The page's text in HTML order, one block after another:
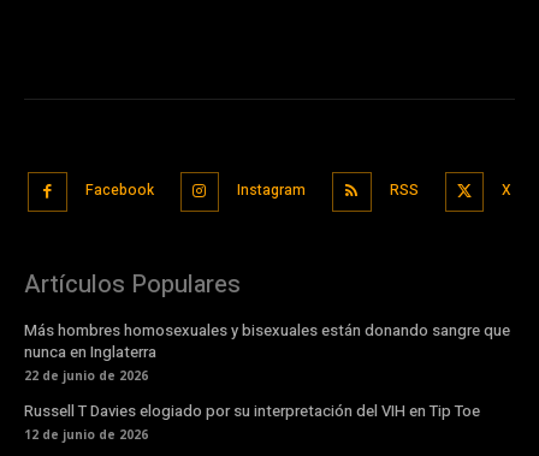
Facebook Instagram RSS X
Artículos Populares
Más hombres homosexuales y bisexuales están donando sangre que
nunca en Inglaterra
22 de junio de 2026
Russell T Davies elogiado por su interpretación del VIH en Tip Toe
12 de junio de 2026